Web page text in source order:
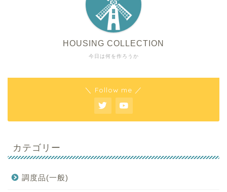
今日は何を作ろうか
HOUSING COLLECTION
＼ Follow me ／
カテゴリー
調度品(一般)